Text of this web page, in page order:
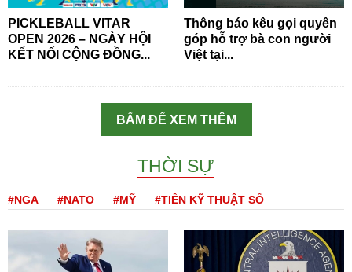
PICKLEBALL VITAR
OPEN 2026 – NGÀY HỘI
KẾT NỐI CỘNG ĐỒNG...
Thông báo kêu gọi quyên
góp hỗ trợ bà con người
Việt tại...
BẤM ĐỂ XEM THÊM
THỜI SỰ
#NGA #NATO #MỸ #TIỀN KỸ THUẬT SỐ